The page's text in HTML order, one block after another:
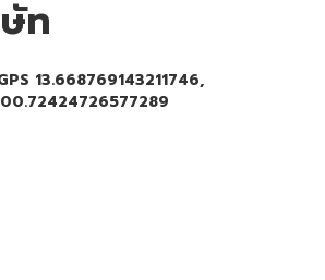
ท
13.668769143211746,